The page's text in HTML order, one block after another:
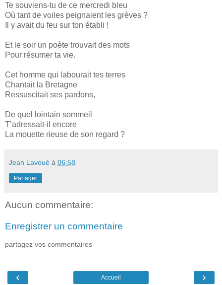
Te souviens-tu de ce mercredi bleu
Où tant de voiles peignaient les grèves ?
Il y avait du feu sur ton établi !
Et le soir un poète trouvait des mots
Pour résumer ta vie.
Cet homme qui labourait tes terres
Chantait la Bretagne
Ressuscitait ses pardons,
De quel lointain sommeil
T’adressait-il encore
La mouette rieuse de son regard ?
Jean Lavoué à 06:58
Partager
Aucun commentaire:
Enregistrer un commentaire
partagez vos commentaires
‹ ›
Accueil